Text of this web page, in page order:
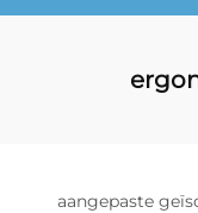
aangepaste